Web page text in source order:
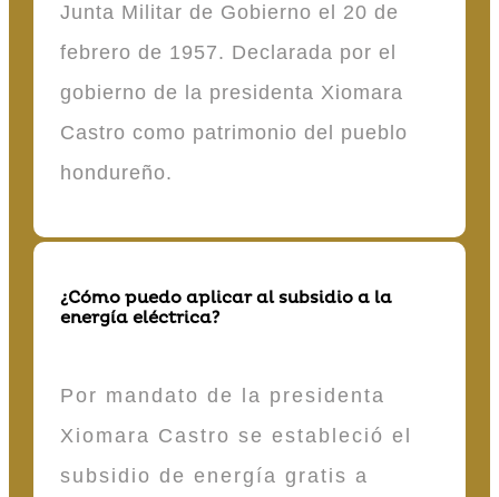
Junta Militar de Gobierno el 20 de
febrero de 1957. Declarada por el
gobierno de la presidenta Xiomara
Castro como patrimonio del pueblo
hondureño.
¿Cómo puedo aplicar al subsidio a la
energía eléctrica?
Por mandato de la presidenta
Xiomara Castro se estableció el
subsidio de energía gratis a